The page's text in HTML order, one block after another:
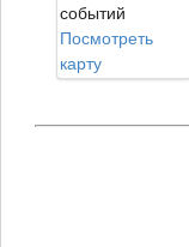
событий
Посмотреть
карту